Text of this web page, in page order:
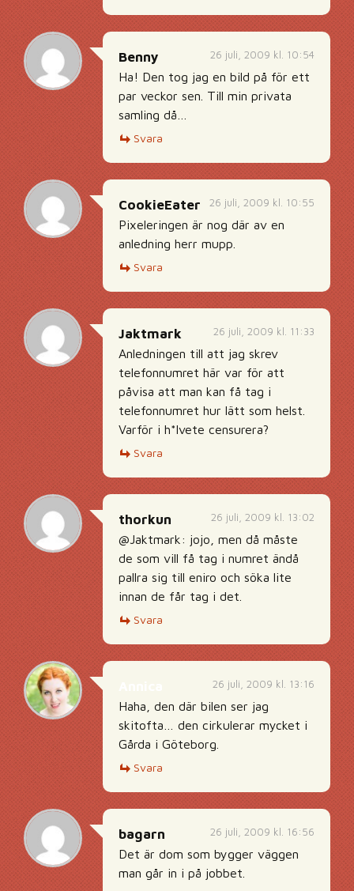
26 juli, 2009 kl. 10:54
Benny
Ha! Den tog jag en bild på för ett
par veckor sen. Till min privata
samling då…
Svara
26 juli, 2009 kl. 10:55
CookieEater
Pixeleringen är nog där av en
anledning herr mupp.
Svara
26 juli, 2009 kl. 11:33
Jaktmark
Anledningen till att jag skrev
telefonnumret här var för att
påvisa att man kan få tag i
telefonnumret hur lätt som helst.
Varför i h*lvete censurera?
Svara
26 juli, 2009 kl. 13:02
thorkun
@Jaktmark: jojo, men då måste
de som vill få tag i numret ändå
pallra sig till eniro och söka lite
innan de får tag i det.
Svara
26 juli, 2009 kl. 13:16
Haha, den där bilen ser jag
skitofta… den cirkulerar mycket i
Gårda i Göteborg.
Svara
26 juli, 2009 kl. 16:56
bagarn
Det är dom som bygger väggen
man går in i på jobbet.